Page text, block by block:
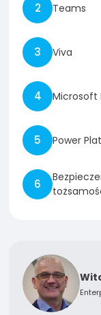
Teams
Viva
Microsoft
Power